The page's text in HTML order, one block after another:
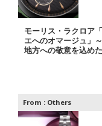
モーリス・ラクロア
エへのオマージュ」
地方への敬意を込め
From : Others